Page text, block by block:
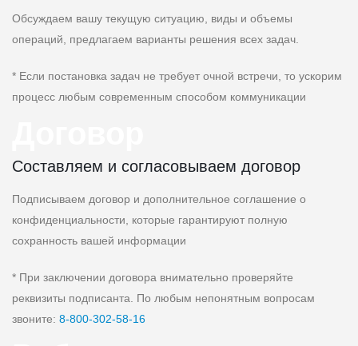
Обсуждаем вашу текущую ситуацию, виды и объемы
операций, предлагаем варианты решения всех задач.
* Если постановка задач не требует очной встречи, то ускорим
процесс любым современным способом коммуникации
Составляем и согласовываем договор
Подписываем договор и дополнительное соглашение о
конфиденциальности, которые гарантируют полную
сохранность вашей информации
* При заключении договора внимательно проверяйте
реквизиты подписанта. По любым непонятным вопросам
звоните: 8‑800‑302‑58‑16